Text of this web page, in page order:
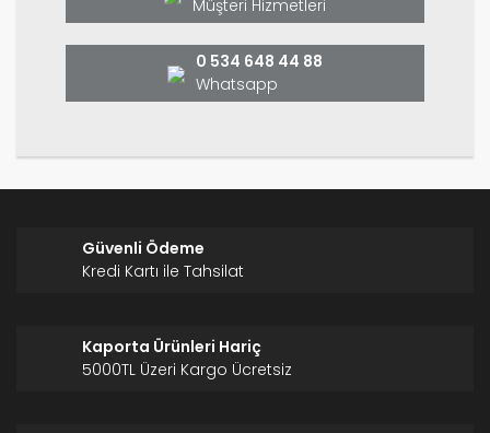
Ürün fiyatı diğer sitelerden daha pahalı.
Müşteri Hizmetleri
0 534 648 44 88
Whatsapp
Güvenli Ödeme
Kredi Kartı ile Tahsilat
Kaporta Ürünleri Hariç
5000TL Üzeri Kargo Ücretsiz